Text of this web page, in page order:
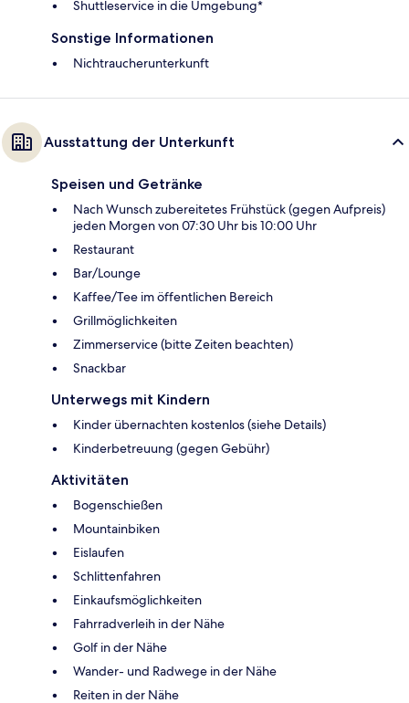
Shuttleservice in die Umgebung*
Sonstige Informationen
Nichtraucherunterkunft
Ausstattung der Unterkunft
Speisen und Getränke
Nach Wunsch zubereitetes Frühstück (gegen Aufpreis)
jeden Morgen von 07:30 Uhr bis 10:00 Uhr
Restaurant
Bar/Lounge
Kaffee/Tee im öffentlichen Bereich
Grillmöglichkeiten
Zimmerservice (bitte Zeiten beachten)
Snackbar
Unterwegs mit Kindern
Kinder übernachten kostenlos (siehe Details)
Kinderbetreuung (gegen Gebühr)
Aktivitäten
Bogenschießen
Mountainbiken
Eislaufen
Schlittenfahren
Einkaufsmöglichkeiten
Fahrradverleih in der Nähe
Golf in der Nähe
Wander- und Radwege in der Nähe
Reiten in der Nähe